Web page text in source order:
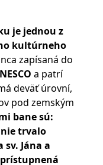
je jednou z
kultúrneho
zapísaná do
a patrí
deväť úrovní,
pod zemským
bane sú:
trvalo
Jána a